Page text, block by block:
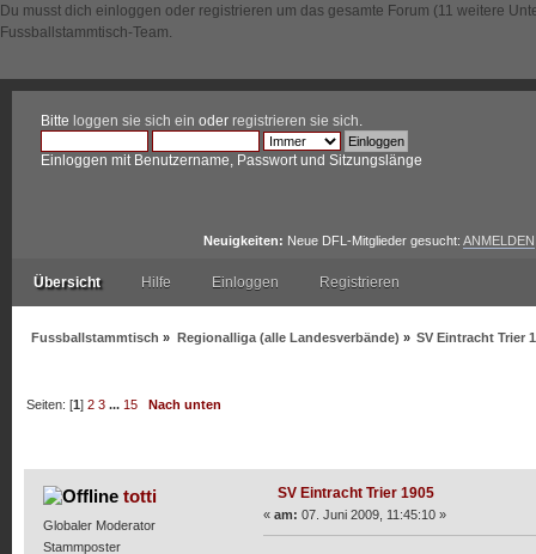
Du musst dich einloggen oder registrieren um das gesamte Forum (11 weitere
Fussballstammtisch-Team.
Bitte loggen sie sich ein oder registrieren sie sich
Einloggen mit Benutzername, Passwort und Sitzungslänge
Neuigkeiten: Neue DFL-Mitglieder gesucht: ANMELDEN
Übersicht Hilfe Einloggen Registrieren
Fussballstammtisch » Regionalliga (alle Landesverbände) » SV Eintracht Trier
Seiten: [1]2 3 ... 15 Nach unten
totti
Globaler Moderator
Stammposter
SV Eintracht Trier 1905
« am: 07. Juni 2009, 11:45:10 »